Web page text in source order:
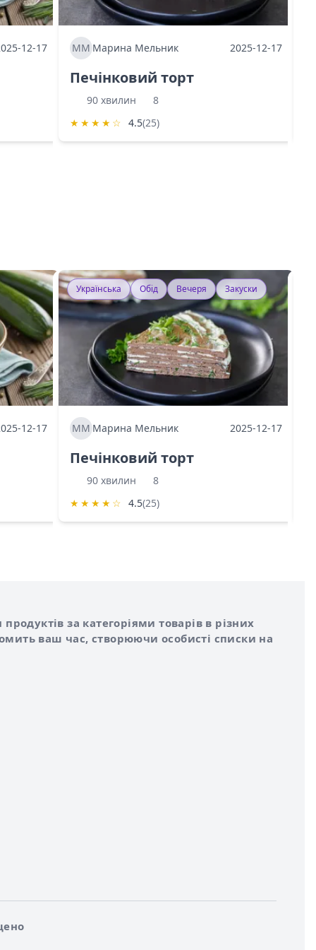
12-17 МММарина Мельник 2025-12-17
Печінковий торт
90 хвилин
8
★ ★ ★ ★ ☆ 4.5(25)
12-17
Українська Обід Вечеря Закуски
МММарина Мельник 2025-12-17
Печінковий торт
90 хвилин
8
★ ★ ★ ★ ☆ 4.5(25)
за категоріями товарів в різних
ваш час, створюючи особисті списки на